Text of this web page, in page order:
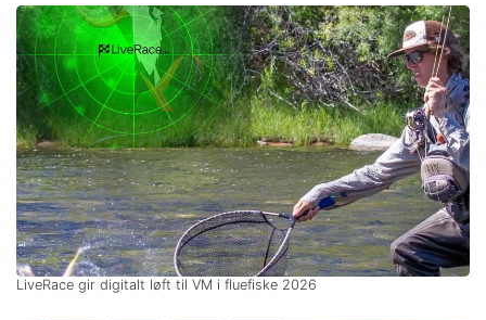
LiveRace gir digitalt løft til VM i fluefiske 2026